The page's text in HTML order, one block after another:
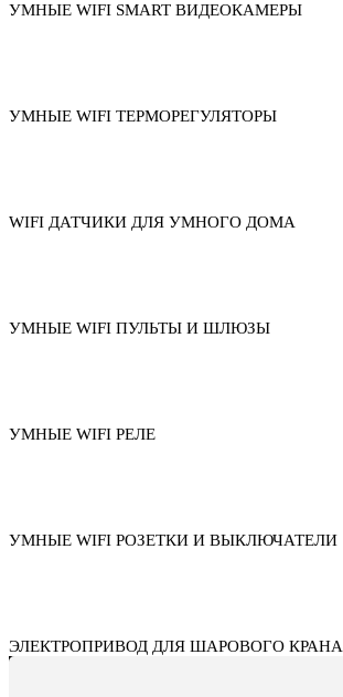
УМНЫЕ WIFI SMART ВИДЕОКАМЕРЫ
УМНЫЕ WIFI ТЕРМОРЕГУЛЯТОРЫ
WIFI ДАТЧИКИ ДЛЯ УМНОГО ДОМА
УМНЫЕ WIFI ПУЛЬТЫ И ШЛЮЗЫ
УМНЫЕ WIFI РЕЛЕ
УМНЫЕ WIFI РОЗЕТКИ И ВЫКЛЮЧАТЕЛИ
ЭЛЕКТРОПРИВОД ДЛЯ ШАРОВОГО КРАНА